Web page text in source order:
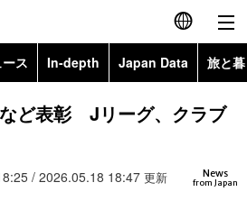
English
简体字
ス In-depth Japan Data 旅と
Topics
ど表彰 Jリーグ、クラブ
News
from Japan
/ 2026.05.18 18:47 更新